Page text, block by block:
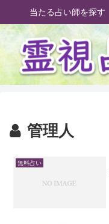
当たる占い師を探す
管理人
無料占い